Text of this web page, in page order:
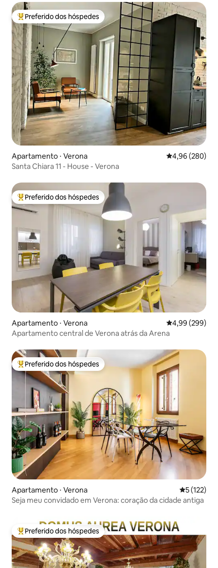
Entre os melhores preferidos dos hóspedes
Preferido dos hóspedes
Apartamento ⋅ Verona 4,96 de uma
4,96 (280)
Santa Chiara 11 - House - Verona
Entre os melhores preferidos dos hóspedes
Preferido dos hóspedes
Apartamento ⋅ Verona 4,99 de uma
4,99 (299)
Apartamento central de Verona atrás da Arena
Entre os melhores preferidos dos hóspedes
Preferido dos hóspedes
Apartamento ⋅ Verona 5 de uma
5 (122)
Seja meu convidado em Verona: coração da cidade antiga
Entre os melhores preferidos dos hóspedes
Preferido dos hóspedes